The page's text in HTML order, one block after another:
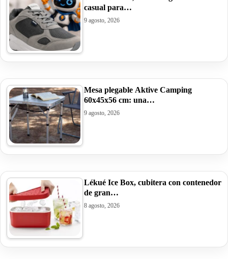
casual para…
9 agosto, 2026
Mesa plegable Aktive Camping
60x45x56 cm: una…
9 agosto, 2026
Lékué Ice Box, cubitera con contenedor
de gran…
8 agosto, 2026